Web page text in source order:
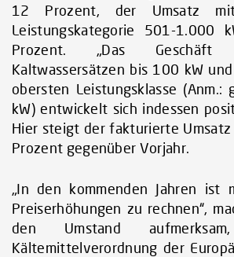
12 Prozent, der Umsatz
Leistungskategorie 501-1.000
Prozent. „Das
Kaltwassersätzen bis 100 kW
obersten Leistungsklasse (Anm.:
kW) entwickelt sich indessen
Hier steigt der fakturierte
Prozent gegenüber Vorjahr.
„In den kommenden Jahren ist
Preiserhöhungen zu rechnen“,
den Umstand
Kältemittelverordnung der